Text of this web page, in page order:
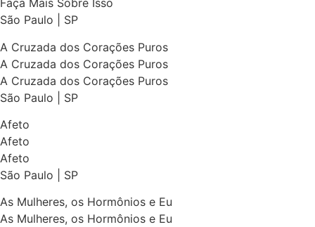
Faça Mais Sobre Isso
São Paulo | SP
A Cruzada dos Corações Puros
A Cruzada dos Corações Puros
A Cruzada dos Corações Puros
São Paulo | SP
Afeto
Afeto
Afeto
São Paulo | SP
As Mulheres, os Hormônios e Eu
As Mulheres, os Hormônios e Eu